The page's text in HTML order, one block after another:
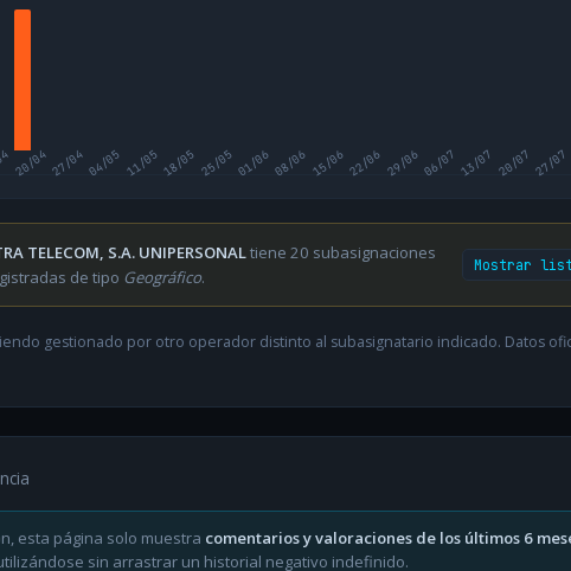
20/0427/0404/05 11/0518/05 25/0501/0608/06 15/0622/06 29/0606/07 13/07 20/07 27/07
TELECOM, S.A. UNIPERSONALtiene 20 subasignaciones
de tipo Geográfico.
Mostrar
gestionado por otro operador distinto al subasignatario indicado. Datos
esta página solo muestra comentarios y valoraciones de los últimos 6
sin arrastrar un historial negativo indefinido.